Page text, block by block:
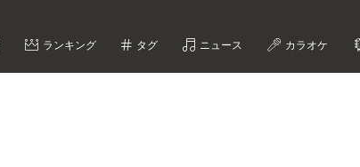
ランキング タグ ニュース カラオケ